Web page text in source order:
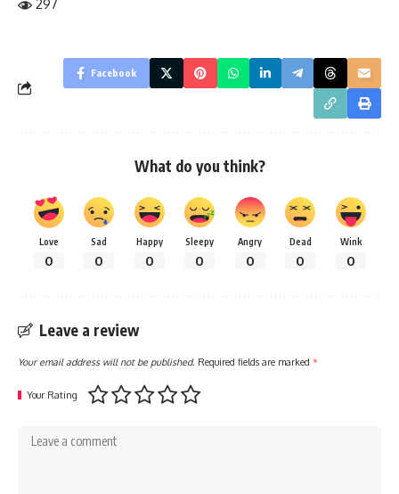
297
Facebook
What do you think?
Love
0
Sad
0
Happy
0
Sleepy
0
Angry
0
Dead
0
Wink
0
Leave a review
Your email address will not be published. Required fields are marked *
Your Rating